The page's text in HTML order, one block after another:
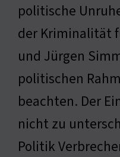
politische
der Kriminalität
und Jürgen
politischen
beachten. Der
nicht zu
Politik